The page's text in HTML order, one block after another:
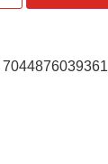
7044876039361